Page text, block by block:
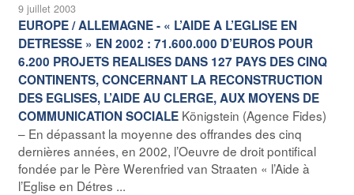
9 juillet 2003
EUROPE / ALLEMAGNE - « L’AIDE A L’EGLISE EN
DETRESSE » EN 2002 : 71.600.000 D’EUROS POUR
6.200 PROJETS REALISES DANS 127 PAYS DES CINQ
CONTINENTS, CONCERNANT LA RECONSTRUCTION
DES EGLISES, L’AIDE AU CLERGE, AUX MOYENS DE
COMMUNICATION SOCIALE Königstein (Agence Fides)
– En dépassant la moyenne des offrandes des cinq
dernières années, en 2002, l’Oeuvre de droit pontifical
fondée par le Père Werenfried van Straaten « l’Aide à
l’Eglise en Détres ...